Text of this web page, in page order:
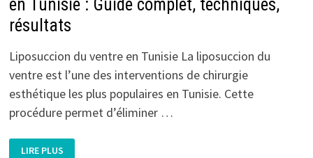
en Tunisie : Guide complet, techniques,
résultats
Liposuccion du ventre en Tunisie La liposuccion du
ventre est l’une des interventions de chirurgie
esthétique les plus populaires en Tunisie. Cette
procédure permet d’éliminer …
CHIRURGIE
ESTHÉTIQUE
LIRE PLUS